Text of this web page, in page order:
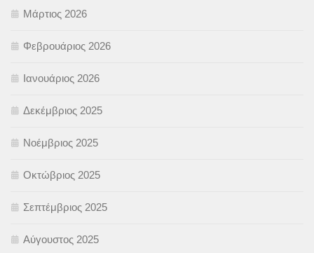
Μάρτιος 2026
Φεβρουάριος 2026
Ιανουάριος 2026
Δεκέμβριος 2025
Νοέμβριος 2025
Οκτώβριος 2025
Σεπτέμβριος 2025
Αύγουστος 2025